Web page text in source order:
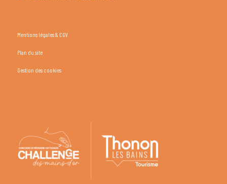
Mentions légales & CGV
Plan du site
Gestion des cookies